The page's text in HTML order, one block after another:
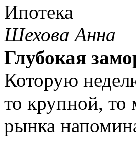
Ипотека
Шехова Анна
Глубокая
Которую
то крупной, то
рынка